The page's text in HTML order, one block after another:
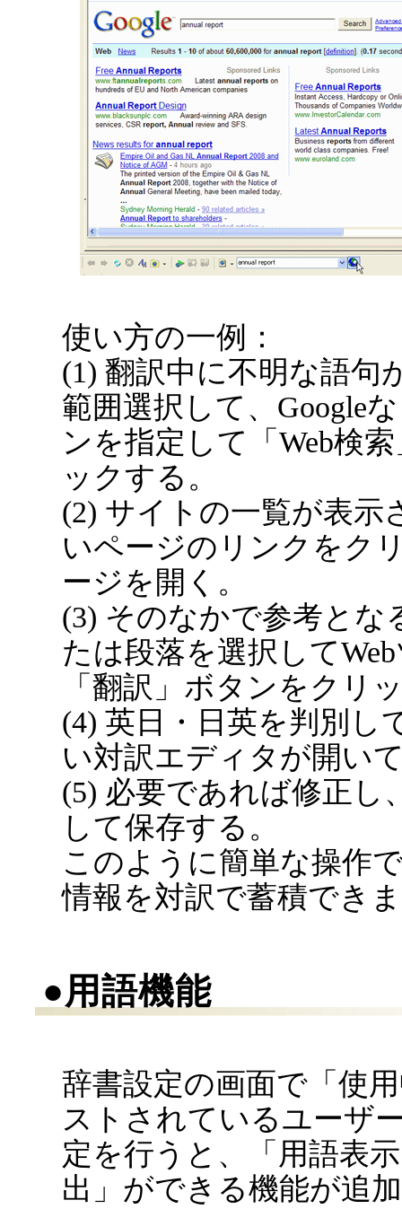
使い方の一例：
(1) 翻訳中に不明な語句
範囲選択して、Google
ンを指定して「Web検
ックする。
(2) サイトの一覧が表示
いページのリンクをク
ージを開く。
(3) そのなかで参考とな
たは段落を選択して
「翻訳」ボタンをクリ
(4) 英日・日英を判別し
い対訳エディタが開い
(5) 必要であれば修正し
して保存する。
このように簡単な操作
情報を対訳で蓄積でき
●用語機能
辞書設定の画面で「使
ストされているユーザ
定を行うと、「用語表
出」ができる機能が追